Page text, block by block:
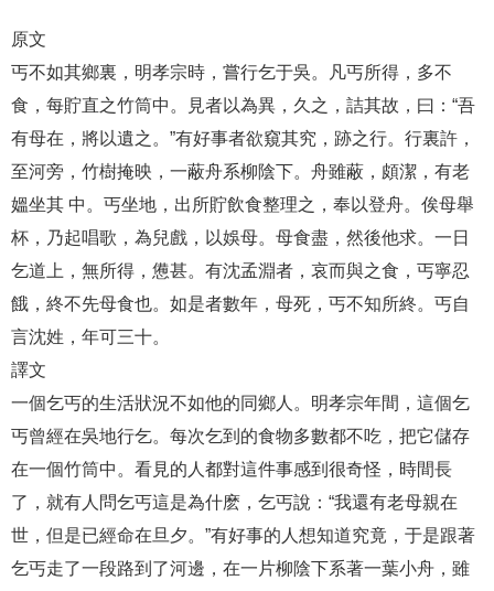
原文
丐不如其鄉裏，明孝宗時，嘗行乞于吳。凡丐所得，多不
食，每貯直之竹筒中。見者以為異，久之，詰其故，曰：“吾
有母在，將以遺之。”有好事者欲窺其究，跡之行。行裏許，
至河旁，竹樹掩映，一蔽舟系柳陰下。舟雖蔽，頗潔，有老
媼坐其 中。丐坐地，出所貯飲食整理之，奉以登舟。俟母舉
杯，乃起唱歌，為兒戲，以娛母。母食盡，然後他求。一日
乞道上，無所得，憊甚。有沈孟淵者，哀而與之食，丐寧忍
餓，終不先母食也。如是者數年，母死，丐不知所終。丐自
言沈姓，年可三十。
譯文
一個乞丐的生活狀況不如他的同鄉人。明孝宗年間，這個乞
丐曾經在吳地行乞。每次乞到的食物多數都不吃，把它儲存
在一個竹筒中。看見的人都對這件事感到很奇怪，時間長
了，就有人問乞丐這是為什麽，乞丐說：“我還有老母親在
世，但是已經命在旦夕。”有好事的人想知道究竟，于是跟著
乞丐走了一段路到了河邊，在一片柳陰下系著一葉小舟，雖